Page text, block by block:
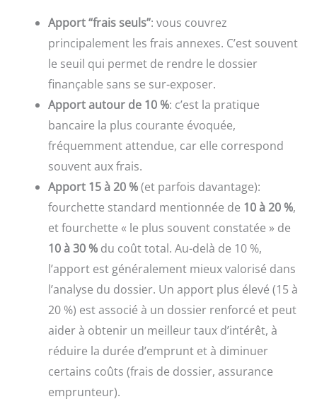
Apport “frais seuls”: vous couvrez
principalement les frais annexes. C’est souvent
le seuil qui permet de rendre le dossier
finançable sans se sur-exposer.
Apport autour de 10 %: c’est la pratique
bancaire la plus courante évoquée,
fréquemment attendue, car elle correspond
souvent aux frais.
Apport 15 à 20 %(et parfois davantage):
fourchette standard mentionnée de 10 à 20 %,
et fourchette « le plus souvent constatée » de
10 à 30 % du coût total. Au-delà de 10 %,
l’apport est généralement mieux valorisé dans
l’analyse du dossier. Un apport plus élevé (15 à
20 %) est associé à un dossier renforcé et peut
aider à obtenir un meilleur taux d’intérêt, à
réduire la durée d’emprunt et à diminuer
certains coûts (frais de dossier, assurance
emprunteur).